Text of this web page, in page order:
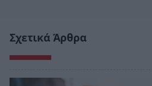
Σχετικά Άρθρα